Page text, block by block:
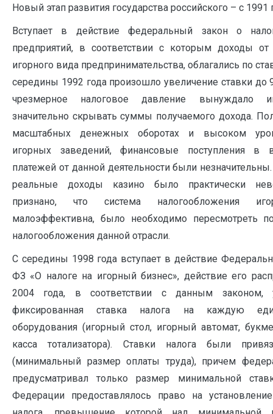
Новый этап развития государства российского – с 1991
Вступает в действие федеральный закон о
предприятий, в соответствии с которым доходы
игорного вида предпринимательства, облагались по
середины 1992 года произошло увеличение ставки до
чрезмерное налоговое давление вынуждало
значительно скрывать суммы получаемого дохода.
масштабных денежных оборотах и высоком
игорных заведений, финансовые поступления в
платежей от данной деятельности были
реальные доходы казино было практически
признано, что система налогообложения
малоэффективна, было необходимо пересмотреть
налогообложения данной отрасли.
С середины 1998 года вступает в действие
ФЗ «О налоге на игорный бизнес», действие его
2004 года, в соответствии с данным законом,
фиксированная ставка налога на каждую
оборудования (игорный стол, игорный автомат,
касса тотализатора). Ставки налога были
(минимальный размер оплаты труда), причем
предусматривал только размер минимальной
Федерации предоставлялось право на